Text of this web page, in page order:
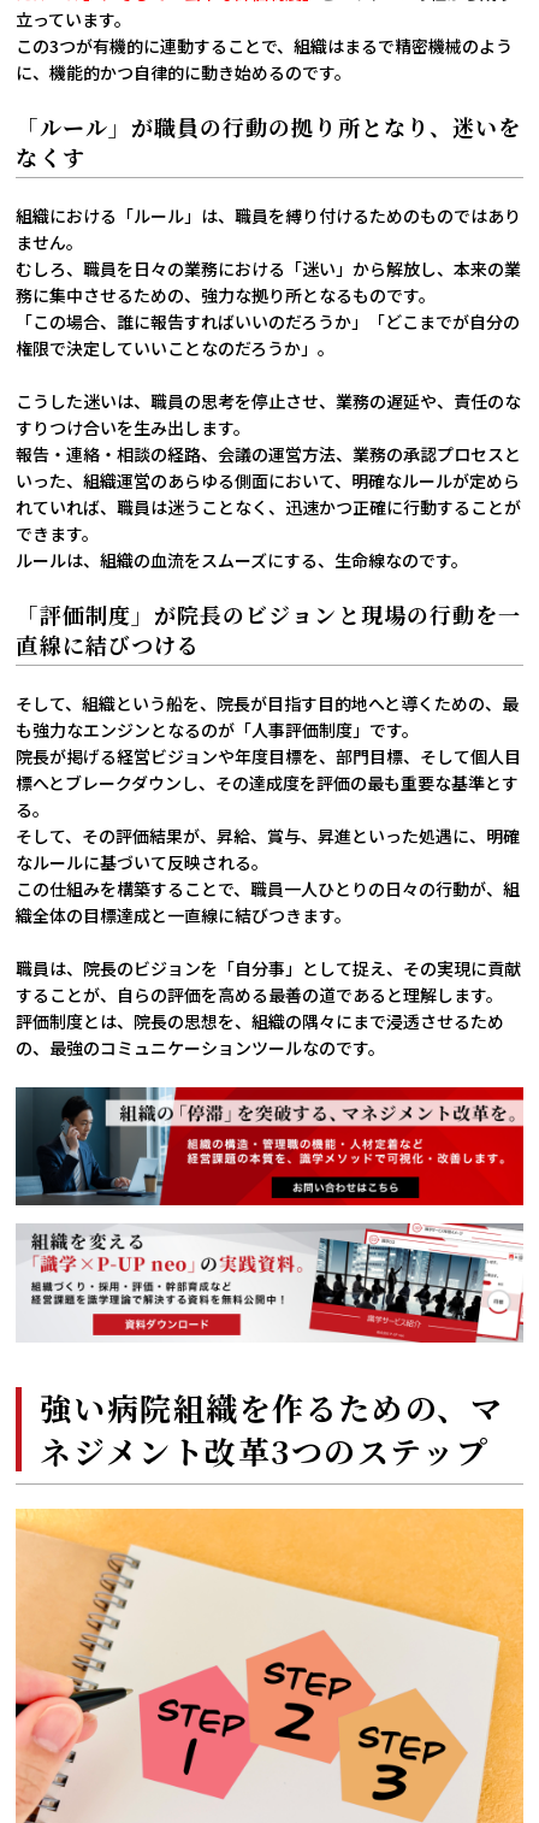
立っています。
この3つが有機的に連動することで、組織はまるで精密機械のよう
に、機能的かつ自律的に動き始めるのです。
「ルール」が職員の行動の拠り所となり、迷いを
なくす
組織における「ルール」は、職員を縛り付けるためのものではあり
ません。
むしろ、職員を日々の業務における「迷い」から解放し、本来の業
務に集中させるための、強力な拠り所となるものです。
「この場合、誰に報告すればいいのだろうか」「どこまでが自分の
権限で決定していいことなのだろうか」。
こうした迷いは、職員の思考を停止させ、業務の遅延や、責任のな
すりつけ合いを生み出します。
報告・連絡・相談の経路、会議の運営方法、業務の承認プロセスと
いった、組織運営のあらゆる側面において、明確なルールが定めら
れていれば、職員は迷うことなく、迅速かつ正確に行動することが
できます。
ルールは、組織の血流をスムーズにする、生命線なのです。
「評価制度」が院長のビジョンと現場の行動を一
直線に結びつける
そして、組織という船を、院長が目指す目的地へと導くための、最
も強力なエンジンとなるのが「人事評価制度」です。
院長が掲げる経営ビジョンや年度目標を、部門目標、そして個人目
標へとブレークダウンし、その達成度を評価の最も重要な基準とす
る。
そして、その評価結果が、昇給、賞与、昇進といった処遇に、明確
なルールに基づいて反映される。
この仕組みを構築することで、職員一人ひとりの日々の行動が、組
織全体の目標達成と一直線に結びつきます。
職員は、院長のビジョンを「自分事」として捉え、その実現に貢献
することが、自らの評価を高める最善の道であると理解します。
評価制度とは、院長の思想を、組織の隅々にまで浸透させるため
の、最強のコミュニケーションツールなのです。
強い病院組織を作るための、マ
ネジメント改革3つのステップ